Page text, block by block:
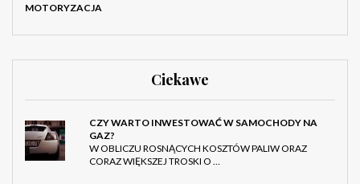
MOTORYZACJA
Ciekawe
CZY WARTO INWESTOWAĆ W SAMOCHODY NA
GAZ?
W OBLICZU ROSNĄCYCH KOSZTÓW PALIW ORAZ
CORAZ WIĘKSZEJ TROSKI O …